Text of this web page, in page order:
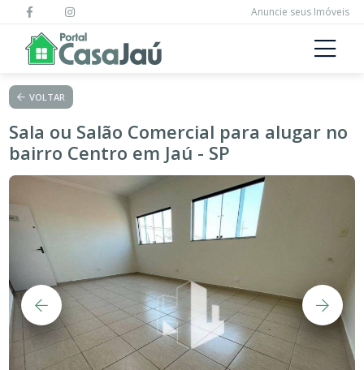
Anuncie seus Imóveis
VOLTAR
Sala ou Salão Comercial para alugar no
bairro Centro em Jaú - SP